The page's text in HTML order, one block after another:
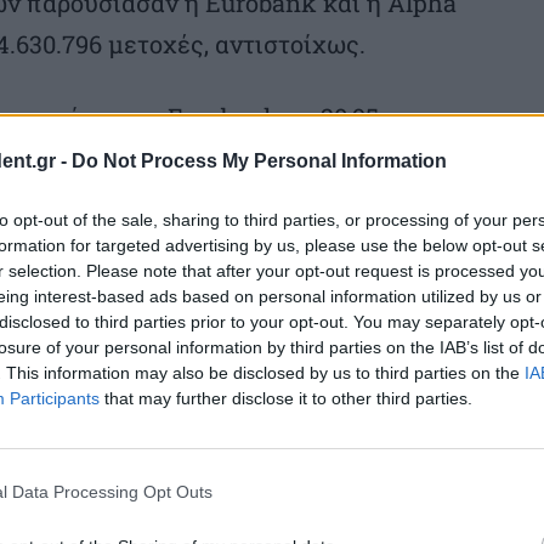
- Do Not Process My Personal Information
opt-out of the sale, sharing to third parties, or processing of your
for targeted advertising by us, please use the below opt-out
selection. Please note that after your opt-out request is processed
interest-based ads based on personal information utilized by us
to third parties prior to your opt-out. You may separately
of your personal information by third parties on the IAB’s list of
This information may also be disclosed by us to third parties on the
Participants that may further disclose it to other third parties.
Data Processing Opt Outs
μετοχές, αντιστοίχως.
η Eurobank με 20,95 εκατ.
ευρώ.
πτωτικά και 18 παρέμειναν σταθερές.
μετοχές: Foodlink (+9,87%) και
οι μετοχές: Μαθιός Πυρίμαχα (-9,49%)
έκλεισαν ως εξής: